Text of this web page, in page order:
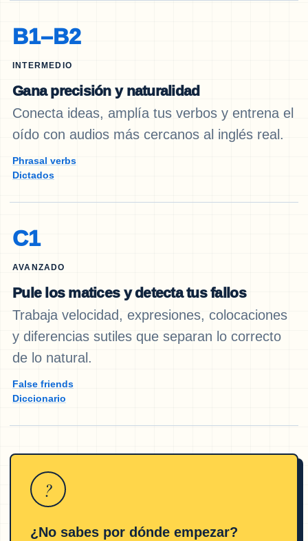
B1–B2
INTERMEDIO
Gana precisión y naturalidad
Conecta ideas, amplía tus verbos y entrena el
oído con audios más cercanos al inglés real.
Phrasal verbs
Dictados
C1
AVANZADO
Pule los matices y detecta tus fallos
Trabaja velocidad, expresiones, colocaciones
y diferencias sutiles que separan lo correcto
de lo natural.
False friends
Diccionario
?
¿No sabes por dónde empezar?